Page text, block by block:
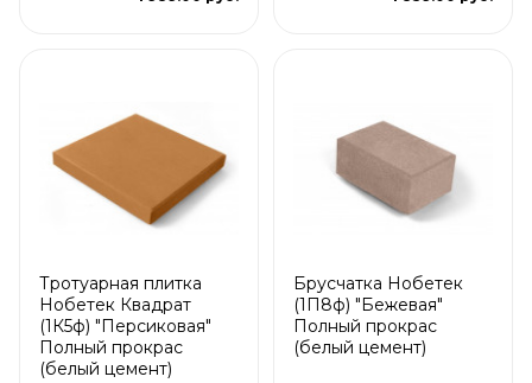
Тротуарная плитка
Нобетек Квадрат
(1К5ф) "Персиковая"
Полный прокрас
(белый цемент)
Брусчатка Нобетек
(1П8ф) "Бежевая"
Полный прокрас
(белый цемент)